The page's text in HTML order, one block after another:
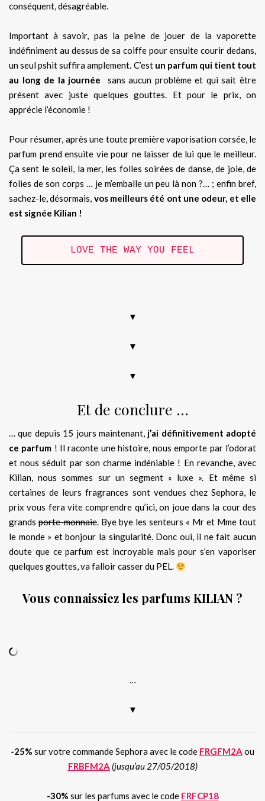
conséquent, désagréable.
Important à savoir, pas la peine de jouer de la vaporette
indéfiniment au dessus de sa coiffe pour ensuite courir dedans,
un seul pshit suffira amplement. C’estun parfum qui tient tout
au long de la journée sans aucun problème et qui sait être
présent avec juste quelques gouttes. Et pour le prix, on
apprécie l’économie !
Pour résumer, après une toute première vaporisation corsée, le
parfum prend ensuite vie pour ne laisser de lui que le meilleur.
Ça sent le soleil, la mer, les folles soirées de danse, de joie, de
folies de son corps … je m’emballe un peu là non ?… ; enfin bref,
sachez-le, désormais, vos meilleurs été ont une odeur, et elle
est signée Kilian !
LOVE THE WAY YOU FEEL
▼
▼
▼
Et de conclure …
… que depuis 15 jours maintenant, j’ai définitivement adopté
ce parfum ! Il raconte une histoire, nous emporte par l’odorat
et nous séduit par son charme indéniable ! En revanche, avec
Kilian, nous sommes sur un segment « luxe ». Et même si
certaines de leurs fragrances sont vendues chez Sephora, le
prix vous fera vite comprendre qu’ici, on joue dans la cour des
grands porte-monnaie. Bye bye les senteurs « Mr et Mme tout
le monde » et bonjour la singularité. Donc oui, il ne fait aucun
doute que ce parfum est incroyable mais pour s’en vaporiser
quelques gouttes, va falloir casser du PEL.
Vous connaissiez les parfums KILIAN ?
…
▼
-25% sur votre commande Sephora avec le code FRGFM2A ou
FRBFM2A (jusqu’au 27/05/2018)
-30% sur les parfums avec le code FRFCP18